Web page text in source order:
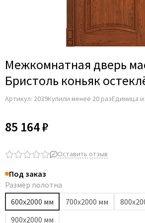
Aldeghi Luigi
Archie
Armadillo
Belwooddoors
Bravo
Bussare
Comaglio
Comit
Межкомнатная дверь
Бристоль коньяк
Артикул: 2039Купили менее 20 разЕдиница
85 164 ₽
Оставить отзыв
Под заказ
Размер полотна
600х2000 мм
700х2000 мм
900х2000 мм